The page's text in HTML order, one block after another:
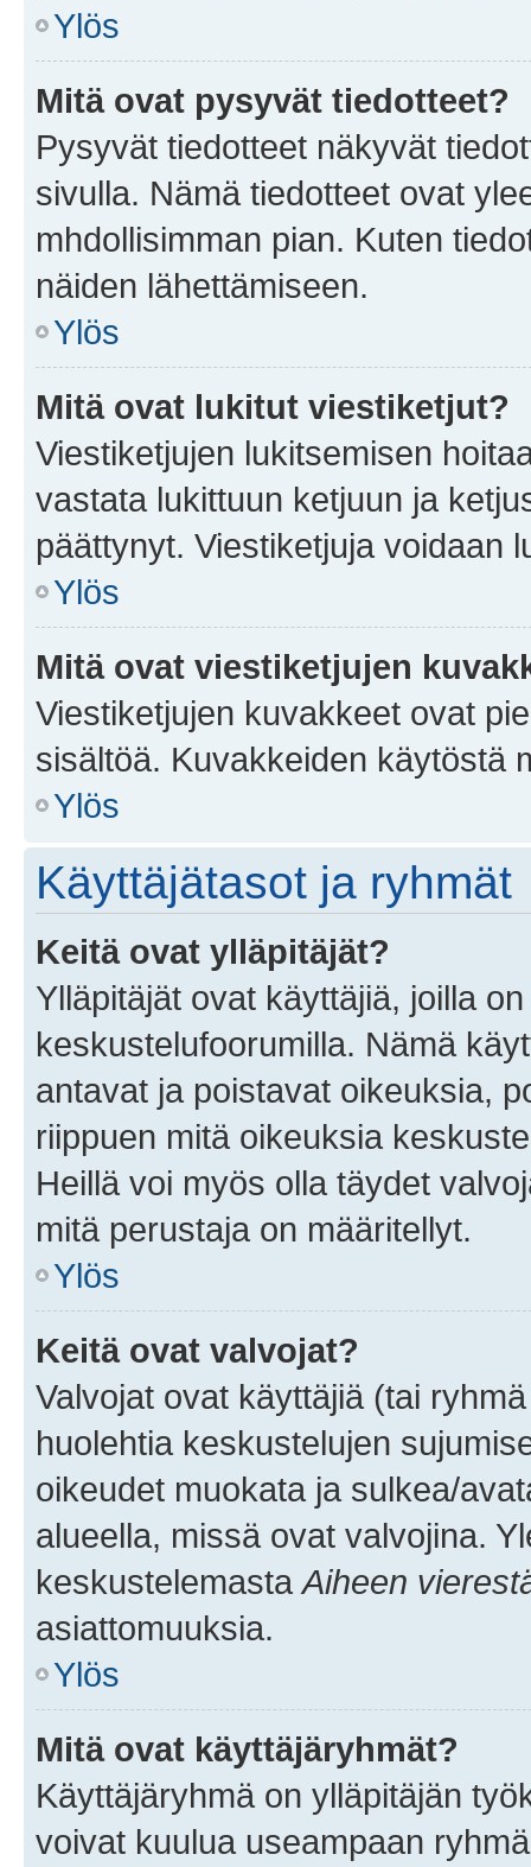
Ylös
Mitä ovat pysyvät tiedotteet?
Pysyvät tiedotteet näkyvät
sivulla. Nämä tiedotteet ovat
mhdollisimman pian. Kuten
näiden lähettämiseen.
Ylös
Mitä ovat lukitut viestiketjut?
Viestiketjujen lukitsemisen
vastata lukittuun ketjuun ja
päättynyt. Viestiketjuja voidaan
Ylös
Mitä ovat viestiketjujen
Viestiketjujen kuvakkeet ovat
sisältöä. Kuvakkeiden käytöstä
Ylös
Käyttäjätasot ja ryhmät
Keitä ovat ylläpitäjät?
Ylläpitäjät ovat käyttäjiä, joilla
keskustelufoorumilla. Nämä
antavat ja poistavat oikeuksia,
riippuen mitä oikeuksia
Heillä voi myös olla täydet
mitä perustaja on määritellyt.
Ylös
Keitä ovat valvojat?
Valvojat ovat käyttäjiä (tai
huolehtia keskustelujen
oikeudet muokata ja sulkea/
alueella, missä ovat valvojina.
keskustelemasta Aiheen
asiattomuuksia.
Ylös
Mitä ovat käyttäjäryhmät?
Käyttäjäryhmä on ylläpitäjän
voivat kuulua useampaan